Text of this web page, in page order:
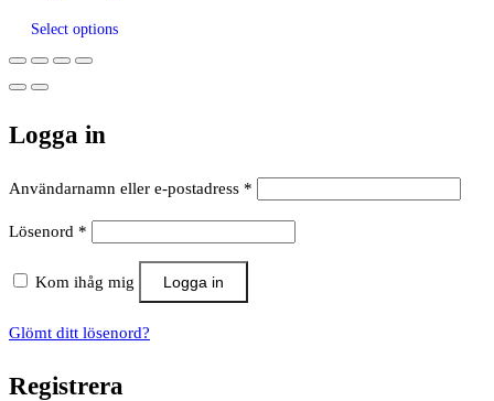
Select options
Logga in
Användarnamn eller e-postadress *
Lösenord *
Kom ihåg mig Logga in
Glömt ditt lösenord?
Registrera